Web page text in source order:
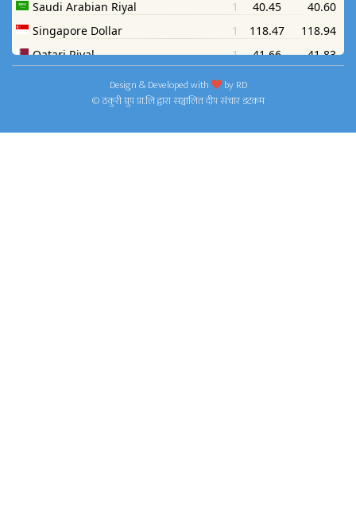
Design & Developed with byRD
© ठकुरी ग्रुप प्रा.लि द्वारा सञ्चालित दीप संचार डटकम